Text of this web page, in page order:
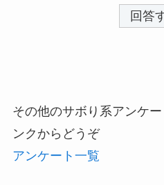
その他のサボり系アンケ
ンクからどうぞ
アンケート一覧